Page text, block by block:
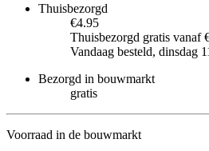
Thuisbezorgd
€4.95
Thuisbezorgd gratis vanaf
Vandaag besteld, dinsdag
Bezorgd in bouwmarkt
gratis
Voorraad in de bouwmarkt